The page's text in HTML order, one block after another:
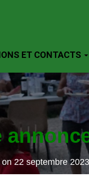
ET CONTACTS
22 septembre 2023